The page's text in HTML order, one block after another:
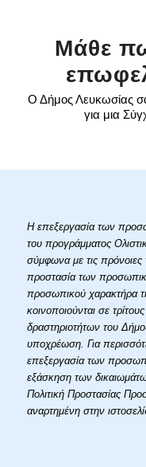
Μάθε
Ο Δήμος Λευκωσίας
για μια
Η επεξεργασία των
του προγράμματος
σύμφωνα με τις
προστασία των
προσωπικού χαρακτήρα
κοινοποιούνται σε
δραστηριοτήτων του
υποχρέωση. Για
επεξεργασία των
εξάσκηση των
Πολιτική Προστασίας
αναρτημένη στην